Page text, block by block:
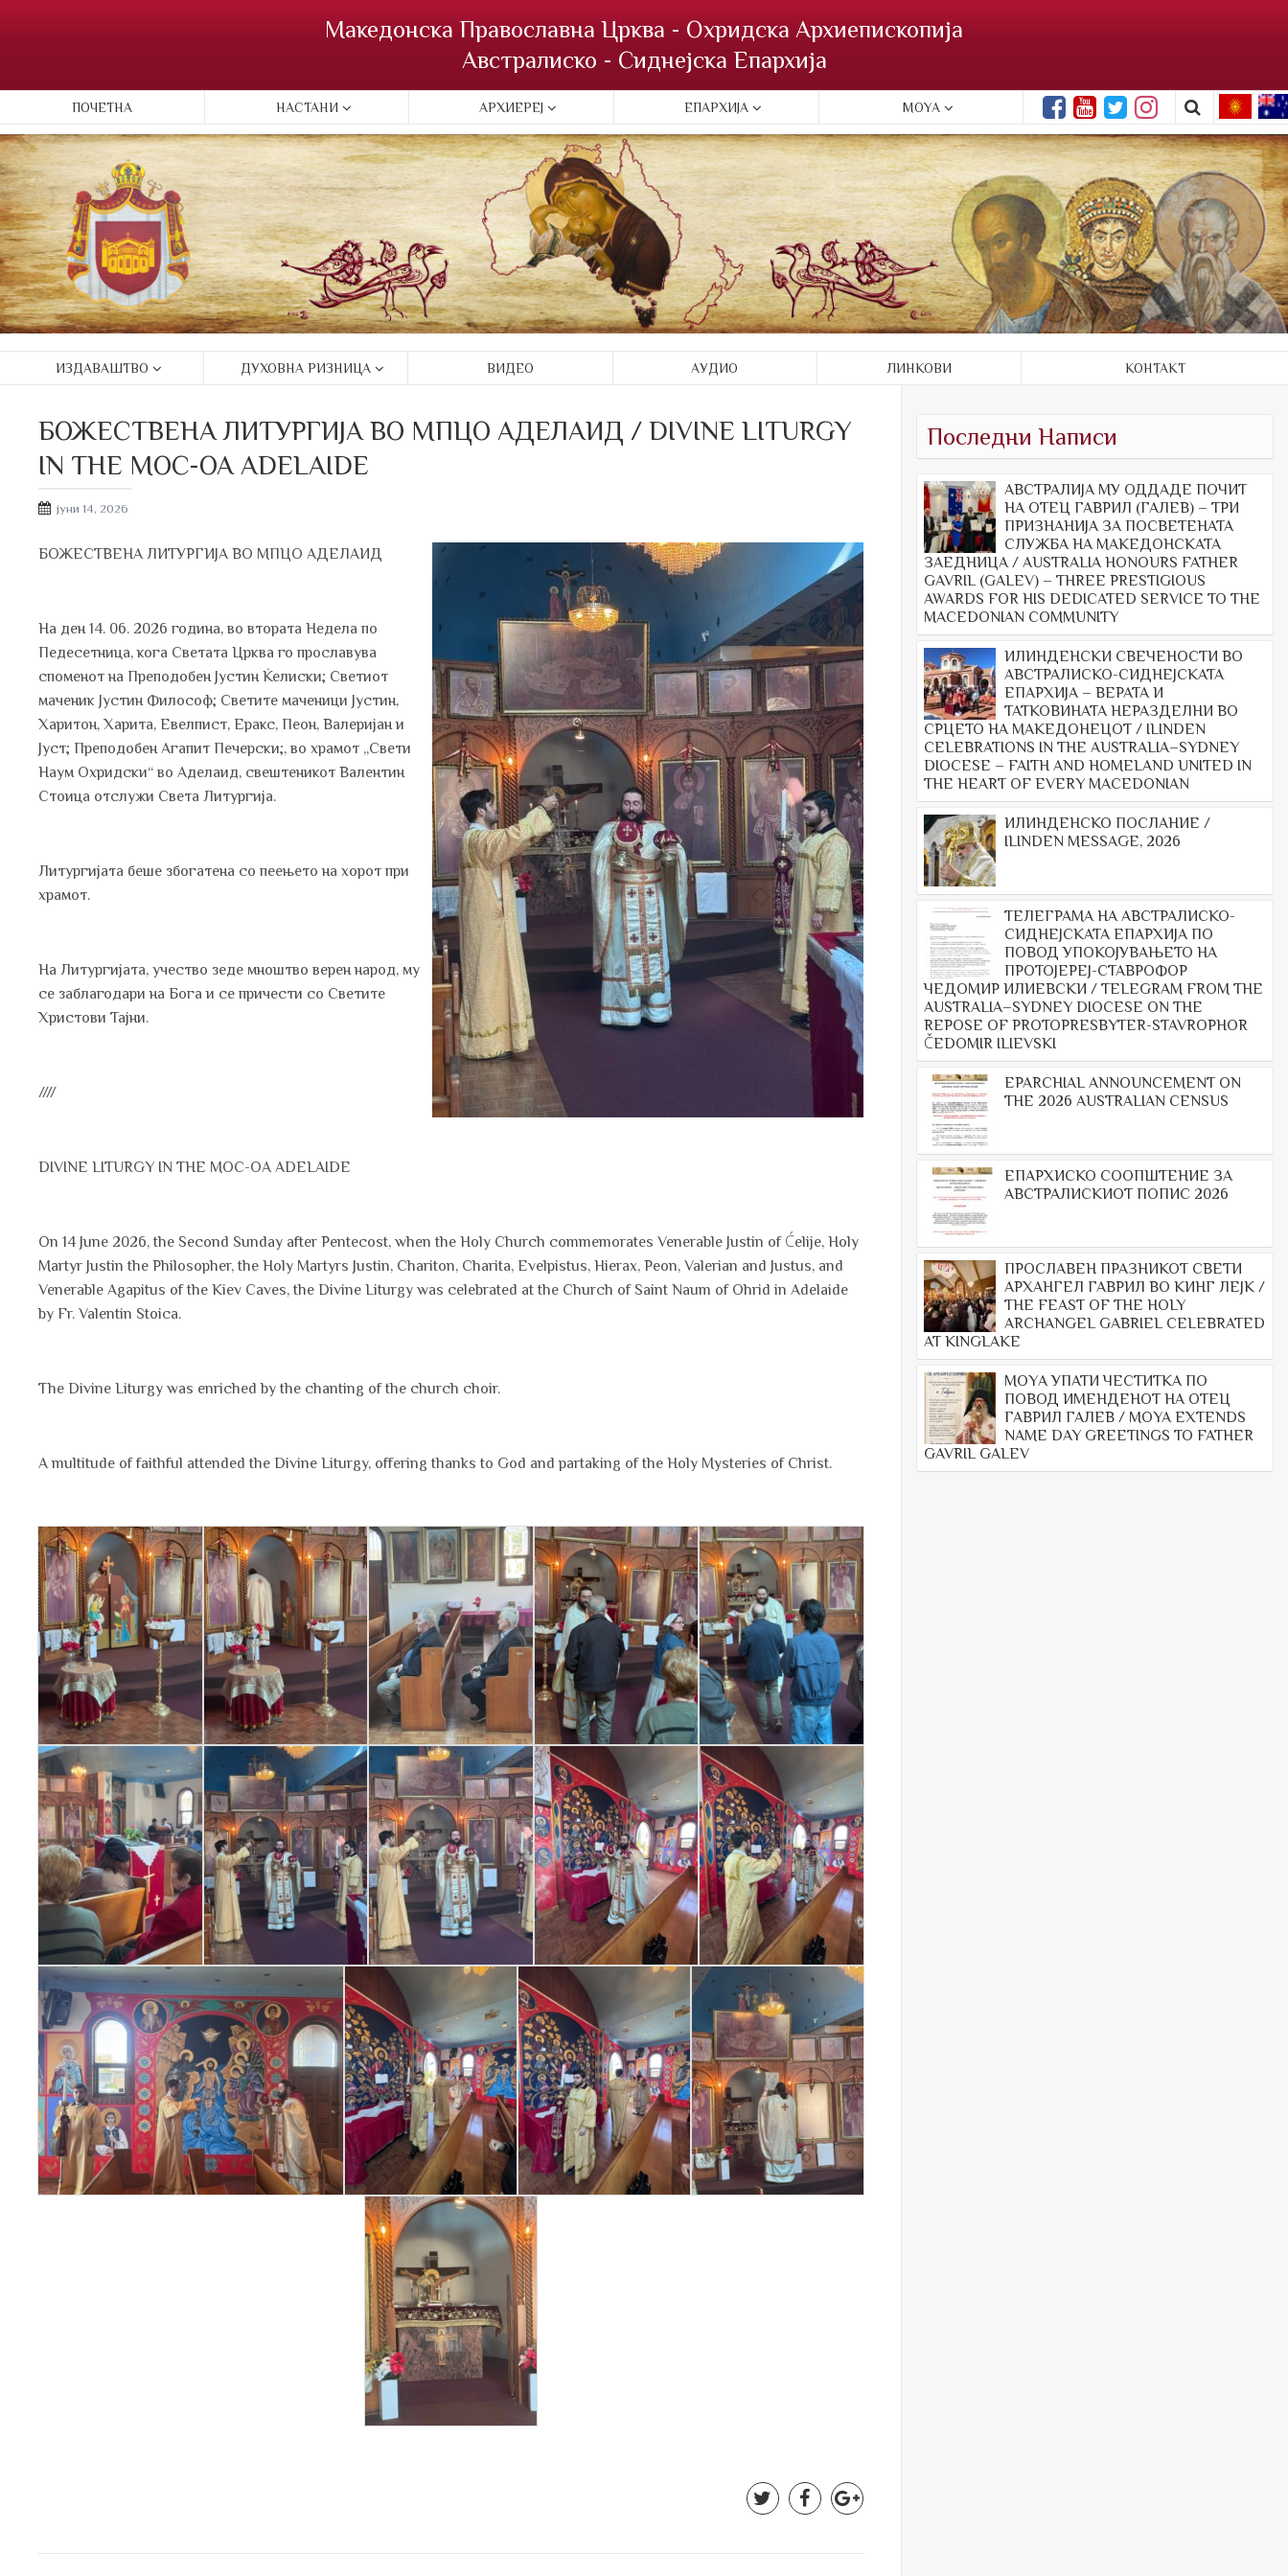
Македонска Православна Црква - Охридска Архиепископија
Австралиско - Сиднејска Епархија
ПОЧЕТНА НАСТАНИ АРХИЕРЕЈ ЕПАРХИЈА MOYA
ИЗДАВАШТВО ДУХОВНА РИЗНИЦА ВИДЕО АУДИО ЛИНКОВИ КОНТАКТ
БОЖЕСТВЕНА ЛИТУРГИЈА ВО МПЦО АДЕЛАИД / DIVINE LITURGY
IN THE MOC-OA ADELAIDE
Posted
јуни 14, 2026
БОЖЕСТВЕНА ЛИТУРГИЈА ВО МПЦО АДЕЛАИД
На ден 14. 06. 2026 година, во втората Недела по
Педесетница, кога Светата Црква го прославува
споменот на Преподобен Јустин Ќелиски; Светиот
маченик Јустин Философ; Светите маченици Јустин,
Харитон, Харита, Евелпист, Еракс, Пеон, Валеријан и
Јуст; Преподобен Агапит Печерски;, во храмот „Свети
Наум Охридски“ во Аделаид, свештеникот Валентин
Стоица отслужи Света Литургија.
Литургијата беше збогатена со пеењето на хорот при
храмот.
На Литургијата, учество зеде мноштво верен народ, му
се заблагодари на Бога и се причести со Светите
Христови Тајни.
////
DIVINE LITURGY IN THE MOC-OA ADELAIDE
On 14 June 2026, the Second Sunday after Pentecost, when the Holy Church commemorates Venerable Justin of Ćelije, Holy
Martyr Justin the Philosopher, the Holy Martyrs Justin, Chariton, Charita, Evelpistus, Hierax, Peon, Valerian and Justus, and
Venerable Agapitus of the Kiev Caves, the Divine Liturgy was celebrated at the Church of Saint Naum of Ohrid in Adelaide
by Fr. Valentin Stoica.
The Divine Liturgy was enriched by the chanting of the church choir.
A multitude of faithful attended the Divine Liturgy, offering thanks to God and partaking of the Holy Mysteries of Christ.
Последни Написи
АВСТРАЛИЈА МУ ОДДАДЕ ПОЧИТ
НА ОТЕЦ ГАВРИЛ (ГАЛЕВ) – ТРИ
ПРИЗНАНИЈА ЗА ПОСВЕТЕНАТА
СЛУЖБА НА МАКЕДОНСКАТА
ЗАЕДНИЦА / AUSTRALIA HONOURS FATHER
GAVRIL (GALEV) – THREE PRESTIGIOUS
AWARDS FOR HIS DEDICATED SERVICE TO THE
MACEDONIAN COMMUNITY
ИЛИНДЕНСКИ СВЕЧЕНОСТИ ВО
АВСТРАЛИСКО-СИДНЕЈСКАТА
ЕПАРХИЈА – ВЕРАТА И
ТАТКОВИНАТА НЕРАЗДЕЛНИ ВО
СРЦЕТО НА МАКЕДОНЕЦОТ / ILINDEN
CELEBRATIONS IN THE AUSTRALIA–SYDNEY
DIOCESE – FAITH AND HOMELAND UNITED IN
THE HEART OF EVERY MACEDONIAN
ИЛИНДЕНСКО ПОСЛАНИЕ /
ILINDEN MESSAGE, 2026
ТЕЛЕГРАМА НА АВСТРАЛИСКО-
СИДНЕЈСКАТА ЕПАРХИЈА ПО
ПОВОД УПОКОЈУВАЊЕТО НА
ПРОТОЈЕРЕЈ-СТАВРОФОР
ЧЕДОМИР ИЛИЕВСКИ / TELEGRAM FROM THE
AUSTRALIA–SYDNEY DIOCESE ON THE
REPOSE OF PROTOPRESBYTER-STAVROPHOR
ČEDOMIR ILIEVSKI
EPARCHIAL ANNOUNCEMENT ON
THE 2026 AUSTRALIAN CENSUS
ЕПАРХИСКО СООПШТЕНИЕ ЗА
АВСТРАЛИСКИОТ ПОПИС 2026
ПРОСЛАВЕН ПРАЗНИКОТ СВЕТИ
АРХАНГЕЛ ГАВРИЛ ВО КИНГ ЛЕЈК /
THE FEAST OF THE HOLY
ARCHANGEL GABRIEL CELEBRATED
AT KINGLAKE
МОYА УПАТИ ЧЕСТИТКА ПО
ПОВОД ИМЕНДЕНОТ НА ОТЕЦ
ГАВРИЛ ГАЛЕВ / MOYA EXTENDS
NAME DAY GREETINGS TO FATHER
GAVRIL GALEV